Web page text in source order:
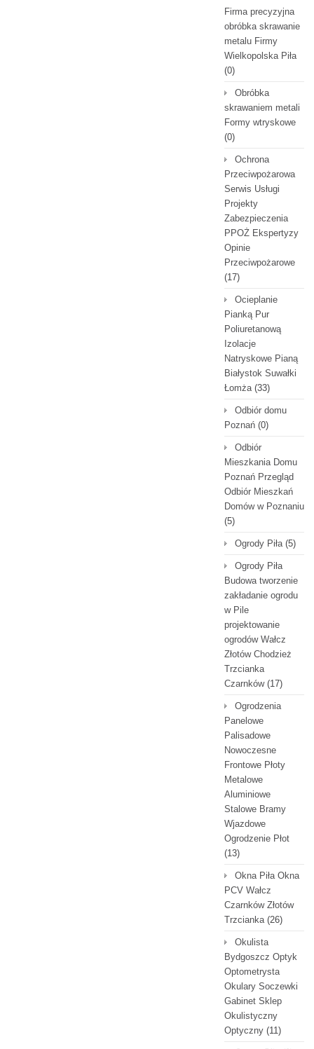
Firma precyzyjna
obróbka skrawanie
metalu Firmy
Wielkopolska Piła
(0)
Obróbka
skrawaniem metali
Formy wtryskowe
(0)
Ochrona
Przeciwpożarowa
Serwis Usługi
Projekty
Zabezpieczenia
PPOŻ Ekspertyzy
Opinie
Przeciwpożarowe
(17)
Ocieplanie
Pianką Pur
Poliuretanową
Izolacje
Natryskowe Pianą
Białystok Suwałki
Łomża(33)
Odbiór domu
Poznań (0)
Odbiór
Mieszkania Domu
Poznań Przegląd
Odbiór Mieszkań
Domów w Poznaniu
(5)
Ogrody Piła(5)
Ogrody Piła
Budowa tworzenie
zakładanie ogrodu
w Pile
projektowanie
ogrodów Wałcz
Złotów Chodzież
Trzcianka
Czarnków(17)
Ogrodzenia
Panelowe
Palisadowe
Nowoczesne
Frontowe Płoty
Metalowe
Aluminiowe
Stalowe Bramy
Wjazdowe
Ogrodzenie Płot
(13)
Okna Piła Okna
PCV Wałcz
Czarnków Złotów
Trzcianka(26)
Okulista
Bydgoszcz Optyk
Optometrysta
Okulary Soczewki
Gabinet Sklep
Okulistyczny
Optyczny (11)